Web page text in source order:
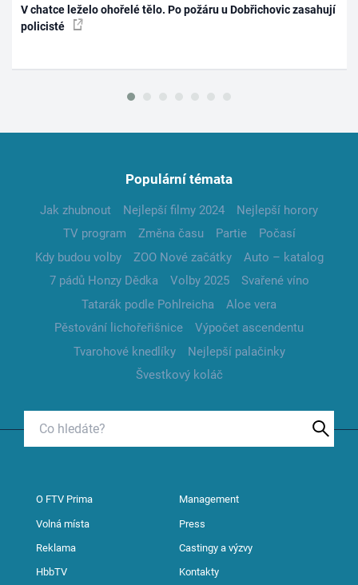
V chatce leželo ohořelé tělo. Po požáru u Dobřichovic zasahují
policisté
Populární témata
Jak zhubnout Nejlepší filmy 2024
Nejlepší horory
TV program
Změna času Partie
Počasí
Kdy budou volby
ZOO Nové začátky
Auto – katalog
7 pádů Honzy Dědka
Volby 2025
Svařené víno
Tatarák podle Pohlreicha
Aloe vera
Pěstování lichořeřišnice
Výpočet ascendentu
Tvarohové knedlíky
Nejlepší palačinky
Švestkový koláč
O FTV Prima Management
Volná místa Press
Reklama Castingy a výzvy
HbbTV Kontakty